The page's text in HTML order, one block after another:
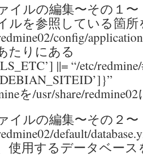
イルの編集〜その１〜
ルを参照している箇
config/
たりにある
||= “/etc/
を/usr/share/
イルの編集〜その２〜
default/
使用するデータベー